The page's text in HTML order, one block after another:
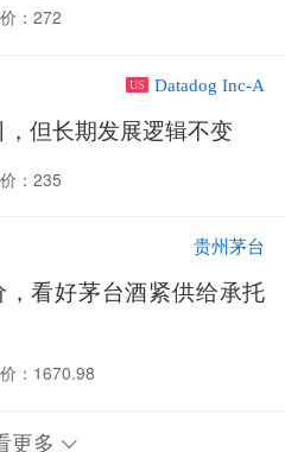
：272
US Datadog Inc-A
但长期发展逻辑不变
：235
贵州茅台
看好茅台酒紧供给承托
：1670.98
更多